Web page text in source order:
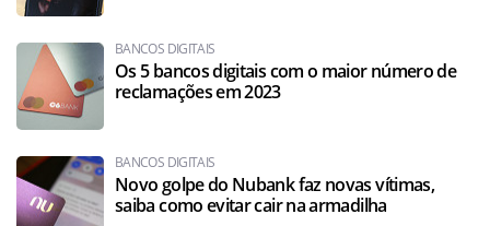
BANCOS DIGITAIS
Os 5 bancos digitais com o maior número de
reclamações em 2023
BANCOS DIGITAIS
Novo golpe do Nubank faz novas vítimas,
saiba como evitar cair na armadilha